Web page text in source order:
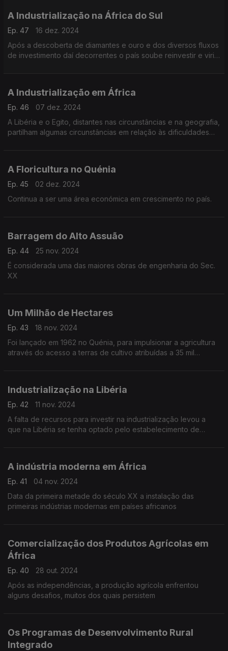
A Industrialização na África do Sul
Ep. 47
16 dez. 2024
Após a descoberta de diamantes e ouro e dos diversos fluxos
de investimento daí decorrentes o país soube reinvestir e viria
A Industrialização em África
Ep. 46
07 dez. 2024
A Libéria e o Egito, distantes nas circunstâncias e na geografia,
partilham algumas circunstâncias em relação às dificuldades
A Floricultura no Quénia
Ep. 45
02 dez. 2024
Continua a ser uma área económica em crescimento no país.
Barragem do Alto Assuão
Ep. 44
25 nov. 2024
É considerada uma das maiores obras de engenharia do Sec.
XX
Um Milhão de Hectares
Ep. 43
18 nov. 2024
Foi lançado em 1962 no Quénia, para impulsionar a agricultura
através do acesso a terras de cultivo atribuídas a 35 mil
Industrialização na Libéria
Ep. 42
11 nov. 2024
A falta de recursos para investir na industrialização levou a
que na Libéria se tenha optado pelo estabelecimento de
A indústria moderna em África
Ep. 41
04 nov. 2024
Data da primeira metade do século XX a instalação das
primeiras indústrias modernas em países africanos
Comercialização dos Produtos Agrícolas em
África
Ep. 40
28 out. 2024
Após as independências, a produção agrícola enfrentou
alguns desafios, muitos dos quais persistem
Os Programas de Desenvolvimento Rural
Integrado